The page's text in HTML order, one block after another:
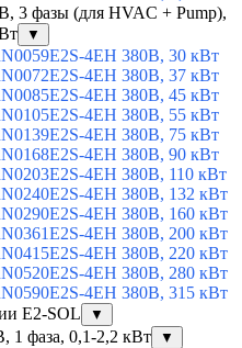
3 фазы (для HVAC + Pump),
▼
4EH 380В, 30 кВт
4EH 380В, 37 кВт
4EH 380В, 45 кВт
4EH 380В, 55 кВт
4EH 380В, 75 кВт
4EH 380В, 90 кВт
4EH 380В, 110 кВт
4EH 380В, 132 кВт
4EH 380В, 160 кВт
4EH 380В, 200 кВт
4EH 380В, 220 кВт
4EH 380В, 280 кВт
4EH 380В, 315 кВт
E2-SOL
▼
1 фаза, 0,1-2,2 кВт ▼